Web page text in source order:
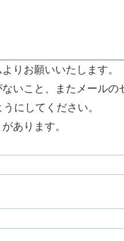
りお願いいたします。
いこと、またメールの
にしてください。
あります。